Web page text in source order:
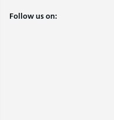
Follow us on: